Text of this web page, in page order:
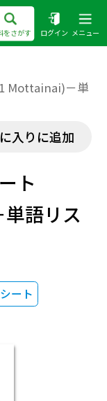
をさがす ログイン メニュー
Mottainai)－単
入りに追加
ト
語リス
ート